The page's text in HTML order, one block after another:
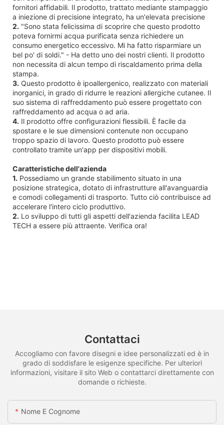
fornitori affidabili. Il prodotto, trattato mediante stampaggio
a iniezione di precisione integrato, ha un'elevata precisione
2. "Sono stata felicissima di scoprire che questo prodotto
poteva fornirmi acqua purificata senza richiedere un
consumo energetico eccessivo. Mi ha fatto risparmiare un
bel po' di soldi." - Ha detto uno dei nostri clienti. Il prodotto
non necessita di alcun tempo di riscaldamento prima della
stampa.
3. Questo prodotto è ipoallergenico, realizzato con materiali
inorganici, in grado di ridurre le reazioni allergiche cutanee. Il
suo sistema di raffreddamento può essere progettato con
raffreddamento ad acqua o ad aria.
4. Il prodotto offre configurazioni flessibili. È facile da
spostare e le sue dimensioni contenute non occupano
troppo spazio di lavoro. Questo prodotto può essere
controllato tramite un'app per dispositivi mobili.
Caratteristiche dell'azienda
1. Possediamo un grande stabilimento situato in una
posizione strategica, dotato di infrastrutture all'avanguardia
e comodi collegamenti di trasporto. Tutto ciò contribuisce ad
accelerare l'intero ciclo produttivo.
2. Lo sviluppo di tutti gli aspetti dell'azienda facilita LEAD
TECH a essere più attraente. Verifica ora!
Contattaci
Accogliamo con favore disegni e idee personalizzati ed è in
grado di soddisfare le esigenze specifiche. Per ulteriori
informazioni, visitare il sito Web o contattarci direttamente con
domande o richieste.
Nome E Cognome